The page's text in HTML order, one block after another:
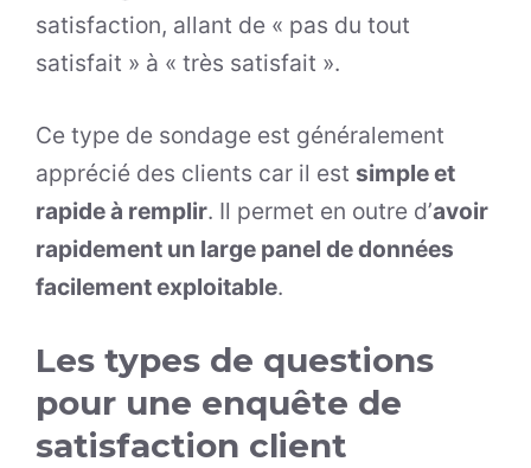
satisfaction, allant de « pas du tout
satisfait » à « très satisfait ».
Ce type de sondage est généralement
apprécié des clients car il est simple et
rapide à remplir. Il permet en outre d’avoir
rapidement un large panel de données
facilement exploitable.
Les types de questions
pour une enquête de
satisfaction client